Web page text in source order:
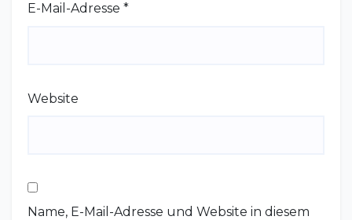
E-Mail-Adresse *
Website
Name, E-Mail-Adresse und Website in diesem